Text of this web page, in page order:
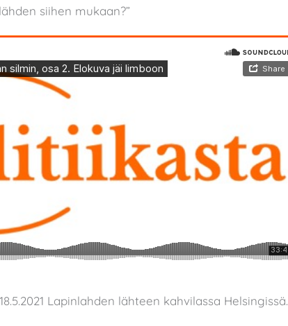
siihen mukaan?”
Lapinlahden lähteen kahvilassa Helsingissä.